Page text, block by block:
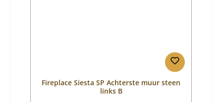
Fireplace Siesta SP Achterste muur steen
links B